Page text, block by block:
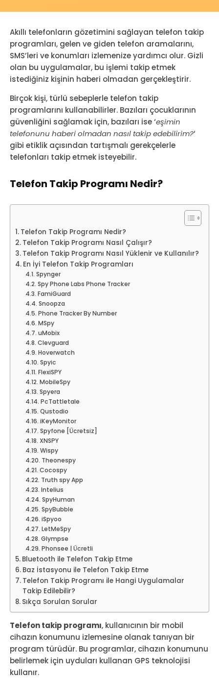
Akıllı telefonların gözetimini sağlayan telefon takip
programları, gelen ve giden telefon aramalarını,
SMS’leri ve konumları izlemenize yardımcı olur. Gizli
olan bu uygulamalar, bu işlemi takip etmek
istediğiniz kişinin haberi olmadan gerçekleştirir.
Birçok kişi, türlü sebeplerle telefon takip
programlarını kullanabilirler. Bazıları çocuklarının
güvenliğini sağlamak için, bazıları ise ‘eşimin
telefonunu haberi olmadan nasıl takip edebilirim?‘
gibi etiklik açısından tartışmalı gerekçelerle
telefonları takip etmek isteyebilir.
Telefon Takip Programı Nedir?
Telefon Takip Programı Nedir?
Telefon Takip Programı Nasıl Çalışır?
Telefon Takip Programı Nasıl Yüklenir ve Kullanılır?
En İyi Telefon Takip Programları
Spynger
Spy Phone Labs Phone Tracker
FamiGuard
Snoopza
Phone Tracker By Number
MSpy
uMobix
Clevguard
Hoverwatch
Spyic
FlexiSPY
MobileSpy
Spyera
PcTattletale
Qustodio
iKeyMonitor
Spyfone [Ücretsiz]
XNSPY
Wispy
Theonespy
Cocospy
Truth spy App
Intelius
SpyHuman
SpyBubble
iSpyoo
LetMeSpy
Glympse
Phonsee | Ücretli
Bluetooth ile Telefon Takip Etme
Baz İstasyonu ile Telefon Takip Etme
Telefon Takip Programı ile Hangi Uygulamalar
Takip Edilebilir?
Sıkça Sorulan Sorular
Telefon takip programı, kullanıcının bir mobil
cihazın konumunu izlemesine olanak tanıyan bir
program türüdür. Bu programlar, cihazın konumunu
belirlemek için uyduları kullanan GPS teknolojisi
kullanır.